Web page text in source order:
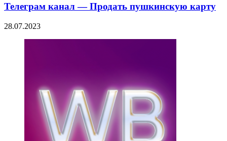
Телеграм канал — Продать пушкинскую карту
28.07.2023